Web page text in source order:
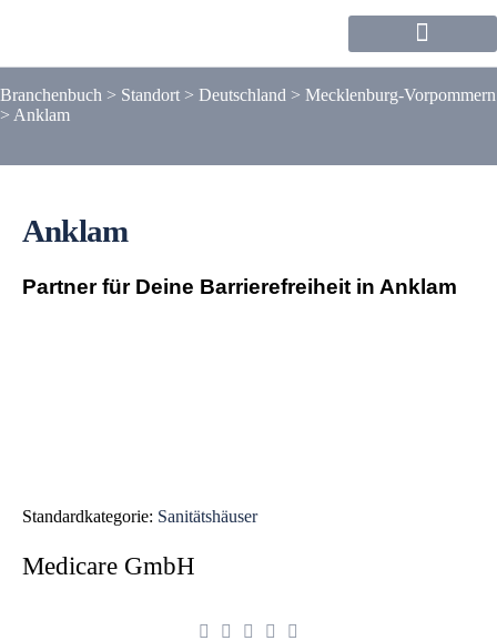
Branchenbuch > Standort > Deutschland > Mecklenburg-Vorpommern
> Anklam
Anklam
Partner für Deine Barrierefreiheit in Anklam
Standardkategorie: Sanitätshäuser
Medicare GmbH